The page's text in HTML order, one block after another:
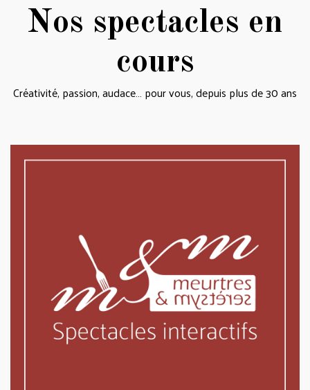
Nos spectacles en
cours
Créativité, passion, audace… pour vous, depuis plus de 30 ans
Meurtres et Mystères